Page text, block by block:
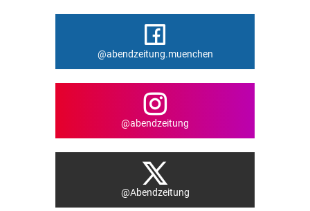
@abendzeitung.muenchen
@abendzeitung
@Abendzeitung